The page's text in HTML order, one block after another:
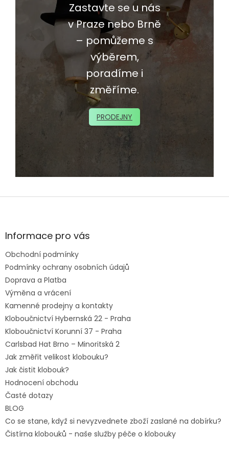
Zastavte se u nás
v Praze nebo Brně
– pomůžeme s
výběrem,
poradíme i
změříme.
PRODEJNY
Z
aInformace pro vás
Obchodní podmínky
Podmínky ochrany osobních údajů
Doprava a Platba
Výměna a vrácení
Kamenné prodejny a kontakty
Kloboučnictví Hybernská 22 - Praha
Kloboučnictví Korunní 37 - Praha
Carlsbad Hat Brno – Minoritská 2
Jak změřit velikost klobouku?
Jak čistit klobouk?
Hodnocení obchodu
Časté dotazy
BLOG
Co se stane, když si nevyzvednete zboží zaslané na dobírku?
Čistírna klobouků - naše služby péče o klobouky